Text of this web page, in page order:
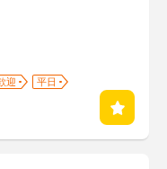
迎
平日